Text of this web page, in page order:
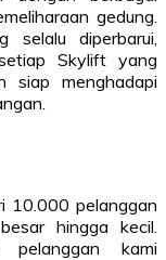
gedung.
diperbarui,
Skylift yang
siap menghadapi
10.000 pelanggan
hingga kecil.
pelanggan kami